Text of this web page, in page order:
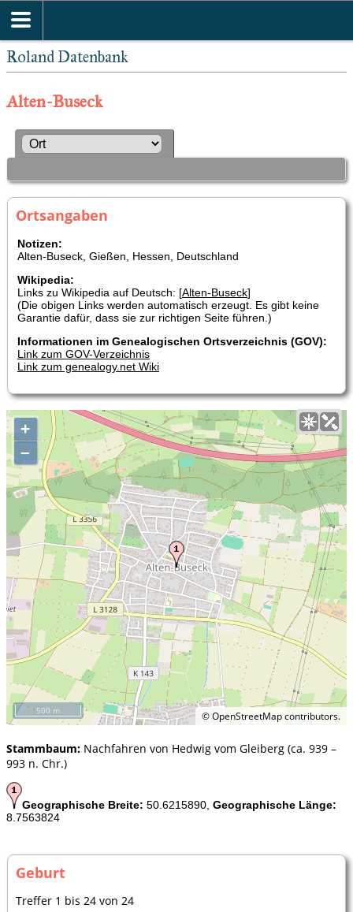
Roland Datenbank
Alten-Buseck
Ortsangaben
Notizen:
Alten-Buseck, Gießen, Hessen, Deutschland
Wikipedia:
Links zu Wikipedia auf Deutsch: [Alten-Buseck]
(Die obigen Links werden automatisch erzeugt. Es gibt keine
Garantie dafür, dass sie zur richtigen Seite führen.)
Informationen im Genealogischen Ortsverzeichnis (GOV):
Link zum GOV-Verzeichnis
Link zum genealogy.net Wiki
+
–
©OpenStreetMapcontributors.
500 m
Stammbaum: Nachfahren von Hedwig vom Gleiberg (ca. 939 –
993 n. Chr.)
Geographische Breite: 50.6215890, Geographische Länge:
8.7563824
Geburt
Treffer 1 bis 24 von 24